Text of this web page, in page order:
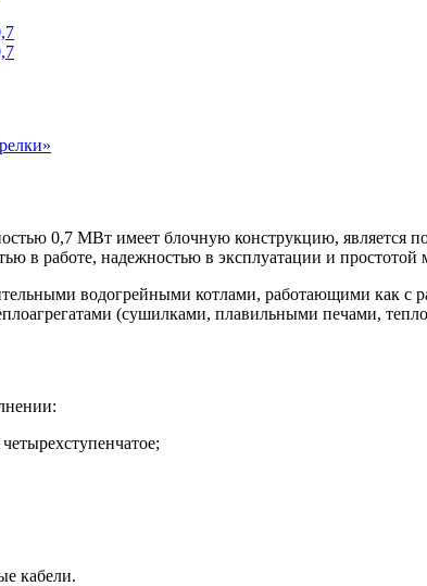
0,7 МВт имеет блочную конструкцию, является
в работе, надежностью в эксплуатации и
водогрейными котлами, работающими как
(сушилками, плавильными печами,
кабели.